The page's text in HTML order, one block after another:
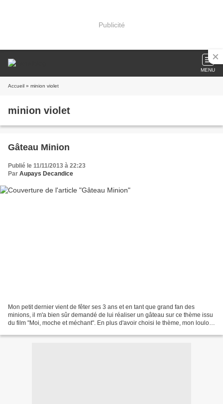
Publicité
MENU
Accueil » minion violet
minion violet
Gâteau Minion
Publié le 11/11/2013 à 22:23
Par Aupays Decandice
Mon petit dernier vient de fêter ses 3 ans et en tant que grand fan des
minions, il m'a bien sûr demandé de lui réaliser un gâteau sur ce thème issu
du film "Moi, moche et méchant". En plus d'avoir choisi le thème, mon loulou